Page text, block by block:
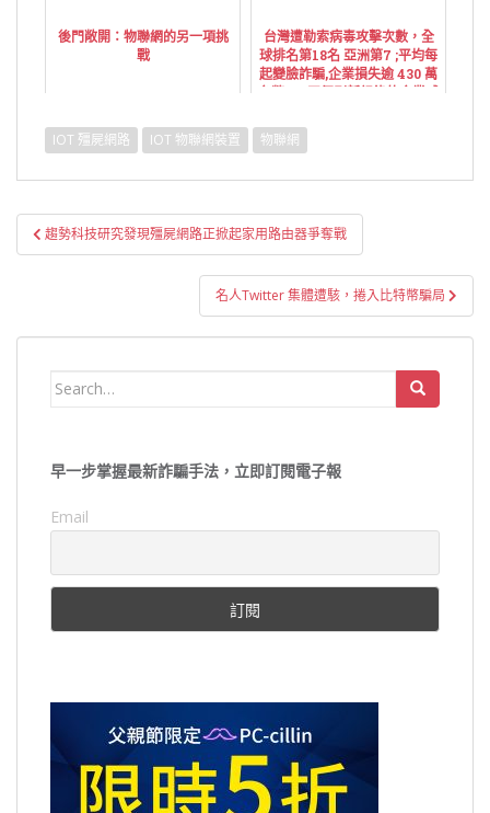
後門敞開：物聯網的另一項挑
戰
台灣遭勒索病毒攻擊次數，全
球排名第18名 亞洲第7 ;平均每
起變臉詐騙,企業損失逾 430 萬
台幣 --- 四個刷新紀錄的企業威
IOT 殭屍網路 IOT 物聯網裝置 物聯網
文
章
趨勢科技研究發現殭屍網路正掀起家用路由器爭奪戰
名人Twitter 集體遭駭，捲入比特幣騙局
Search
早一步掌握最新詐騙手法，立即訂閱電子報
Email